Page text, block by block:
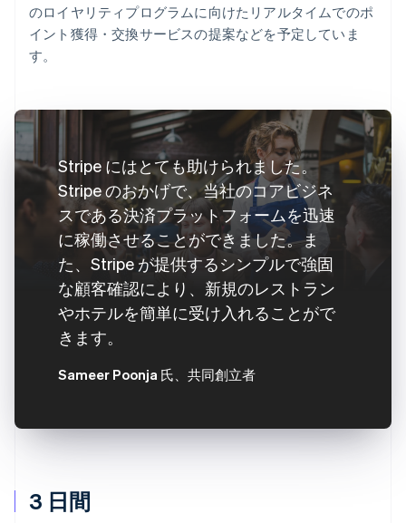
3 日間
のロイヤリティプログラムに向けたリアルタイムでのポ
イント獲得・交換サービスの提案などを予定していま
す。
Stripe にはとても助けられました。
Stripe のおかげで、当社のコアビジネ
スである決済プラットフォームを迅速
に稼働させることができました。ま
た、Stripe が提供するシンプルで強固
な顧客確認により、新規のレストラン
やホテルを簡単に受け入れることがで
きます。
Sameer Poonja 氏 、共同創立者